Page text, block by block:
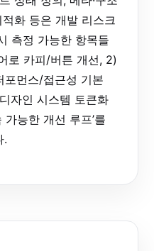
화 등은 개발 리스크
측정 가능한 항목들
로 카피/버튼 개선, 2)
포먼스/접근성 기본
자인 시스템 토큰화
능한 개선 루프’를
.